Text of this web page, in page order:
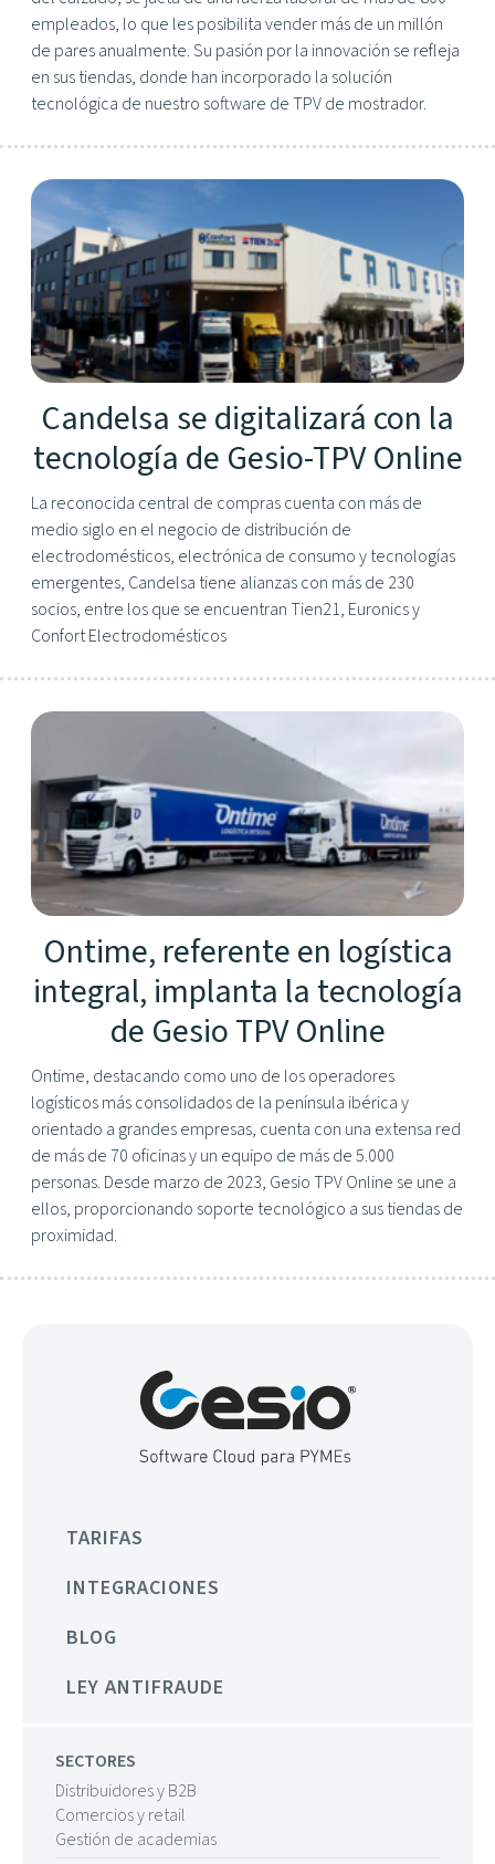
empleados, lo que les posibilita vender más de un millón
de pares anualmente. Su pasión por la innovación se refleja
en sus tiendas, donde han incorporado la solución
tecnológica de nuestro software de TPV de mostrador.
Candelsa se digitalizará con la
tecnología de Gesio-TPV Online
La reconocida central de compras cuenta con más de
medio siglo en el negocio de distribución de
electrodomésticos, electrónica de consumo y tecnologías
emergentes, Candelsa tiene alianzas con más de 230
socios, entre los que se encuentran Tien21, Euronics y
Confort Electrodomésticos
Ontime, referente en logística
integral, implanta la tecnología
de Gesio TPV Online
Ontime, destacando como uno de los operadores
logísticos más consolidados de la península ibérica y
orientado a grandes empresas, cuenta con una extensa red
de más de 70 oficinas y un equipo de más de 5.000
personas. Desde marzo de 2023, Gesio TPV Online se une a
ellos, proporcionando soporte tecnológico a sus tiendas de
proximidad.
TARIFAS
INTEGRACIONES
BLOG
LEY ANTIFRAUDE
SECTORES
Distribuidores y B2B
Comercios y retail
Gestión de academias